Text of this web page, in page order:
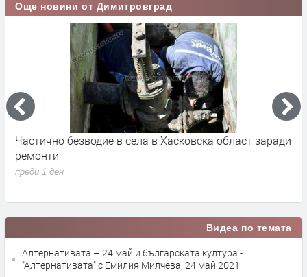
Още новини от Димитровград
Частично безводие в села в Хасковска област заради
ремонти
преди 1 ден
Видеа по темата
Алтернативата – 24 май и българската култура -
"Алтернативата" с Емилия Милчева, 24 май 2021